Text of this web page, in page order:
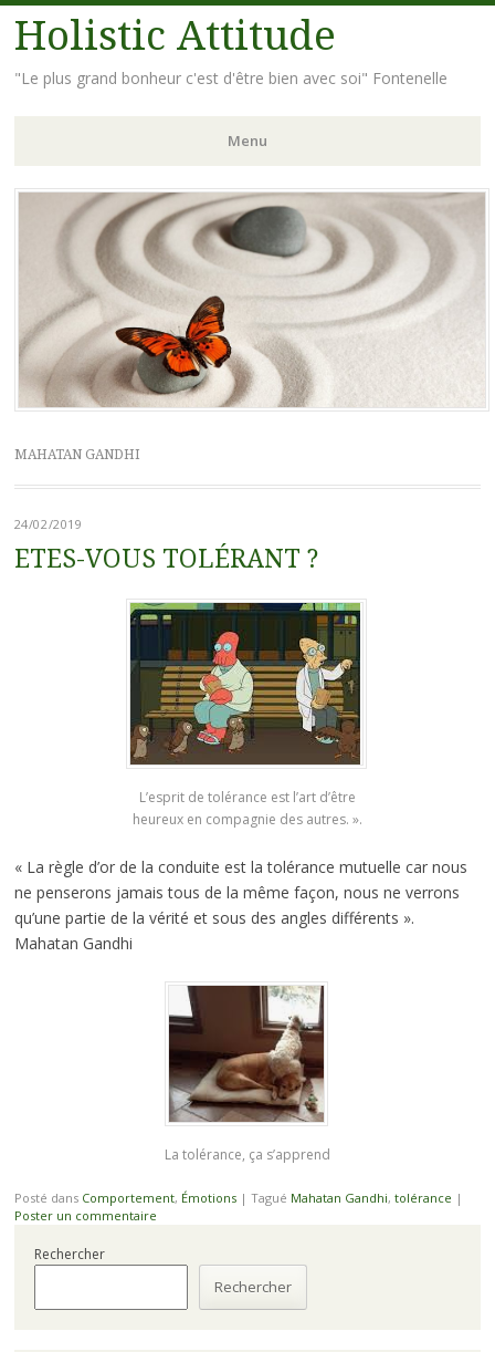
Holistic Attitude
"Le plus grand bonheur c'est d'être bien avec soi" Fontenelle
Menu
Aller
principal
MAHATAN GANDHI
24/02/2019
ETES-VOUS TOLÉRANT ?
L’esprit de tolérance est l’art d’être
heureux en compagnie des autres. ».
« La règle d’or de la conduite est la tolérance mutuelle car nous
ne penserons jamais tous de la même façon, nous ne verrons
qu’une partie de la vérité et sous des angles différents ».
Mahatan Gandhi
La tolérance, ça s’apprend
Posté dans Comportement, Émotions | Tagué Mahatan Gandhi, tolérance |
Poster un commentaire
Rechercher
Rechercher